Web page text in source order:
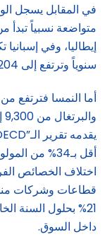
في المقابل يسجل
سنوياً وترتفع إلى 18,204 دولاراً بزيادة 27% بعد مرور 5 سنوات.
أقل بـ34%
اختلاف الخصائص
قطاعات وشركات
21% بحلول السنة
داخل السوق.